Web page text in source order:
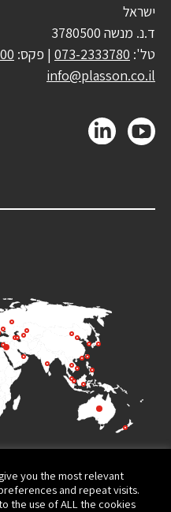
ישראל
ד.נ. מנשה 3780500
טל': 073-2333780 | פקס:
info@plasson.co.il
you the most relevant
and repeat visits.
the use of ALL the cookies.